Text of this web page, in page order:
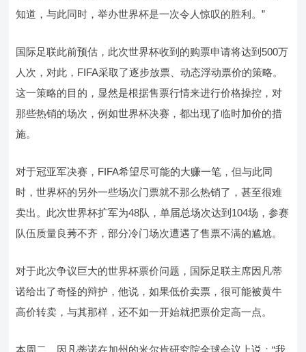
知道，与此同时，举办世界杯是一次令人惊叹的胜利。”
国际足联此前预估，此次世界杯收到的购票申请将达到500万
人次，对此，FIFA采取了逐步放票、动态浮动票价的策略。
这一策略的目的，显然是根据售票行情来进行价格操控，对
那些热销的场次，例如世界杯决赛，都出现了临时加价的措
施。
对于冠亚军决赛，FIFA希望尽可能的大赚一笔，但与此同
时，世界杯的另外一些场次门票就不那么热销了，甚至很难
卖出。此次世界杯扩军为48队，单届总场次达到104场，参赛
队伍质量良莠不齐，部分冷门场次遭遇了售票不满的尴尬。
对于此次争议巨大的世界杯票价问题，国际足联主席因凡蒂
诺给出了奇怪的辩护，他说，如果低价卖票，很可能被黄牛
高价转卖，与其那样，还不如一开始就把票价定高一点。
本周二，因凡蒂诺在加州的米尔肯研究院全球会议上说：“我